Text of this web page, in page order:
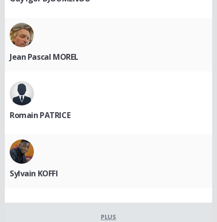
Jean Pascal MOREL
Romain PATRICE
Sylvain KOFFI
PLUS